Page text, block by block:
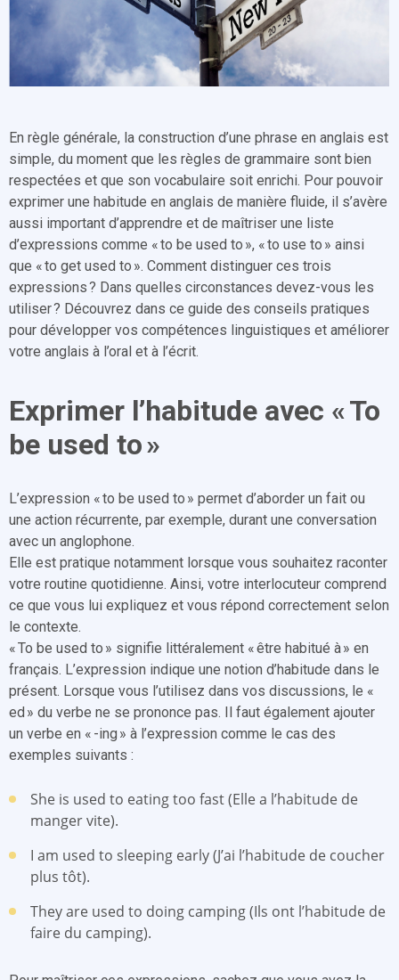
En règle générale, la construction d’une phrase en anglais est
simple, du moment que les règles de grammaire sont bien
respectées et que son vocabulaire soit enrichi. Pour pouvoir
exprimer une habitude en anglais de manière fluide, il s’avère
aussi important d’apprendre et de maîtriser une liste
d’expressions comme « to be used to », « to use to » ainsi
que « to get used to ». Comment distinguer ces trois
expressions ? Dans quelles circonstances devez-vous les
utiliser ? Découvrez dans ce guide des conseils pratiques
pour développer vos compétences linguistiques et améliorer
votre anglais à l’oral et à l’écrit.
Exprimer l’habitude avec « To
be used to »
L’expression « to be used to » permet d’aborder un fait ou
une action récurrente, par exemple, durant une conversation
avec un anglophone.
Elle est pratique notamment lorsque vous souhaitez raconter
votre routine quotidienne. Ainsi, votre interlocuteur comprend
ce que vous lui expliquez et vous répond correctement selon
le contexte.
« To be used to » signifie littéralement « être habitué à » en
français. L’expression indique une notion d’habitude dans le
présent. Lorsque vous l’utilisez dans vos discussions, le «
ed » du verbe ne se prononce pas. Il faut également ajouter
un verbe en « -ing » à l’expression comme le cas des
exemples suivants :
She is used to eating too fast (Elle a l’habitude de
manger vite).
I am used to sleeping early (J’ai l’habitude de coucher
plus tôt).
They are used to doing camping (Ils ont l’habitude de
faire du camping).